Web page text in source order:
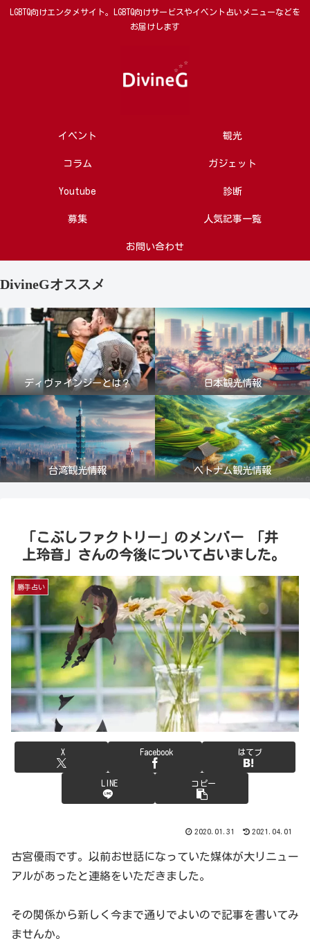
LGBTQ向けエンタメサイト。LGBTQ向けサービスやイベント占いメニューなどを
お届けします
イベント 観光
コラム ガジェット
Youtube 診断
募集 人気記事一覧
お問い合わせ
DivineGオススメ
ディヴァインジーとは？ 日本観光情報
台湾観光情報 ベトナム観光情報
「こぶしファクトリー」のメンバー 「井
上玲音」さんの今後について占いました。
勝手占い
X Facebook はてブ
LINE コピー
2020.01.31 2021.04.01
古宮優雨です。以前お世話になっていた媒体が大リニュー
アルがあったと連絡をいただきました。
その関係から新しく今まで通りでよいので記事を書いてみ
ませんか。